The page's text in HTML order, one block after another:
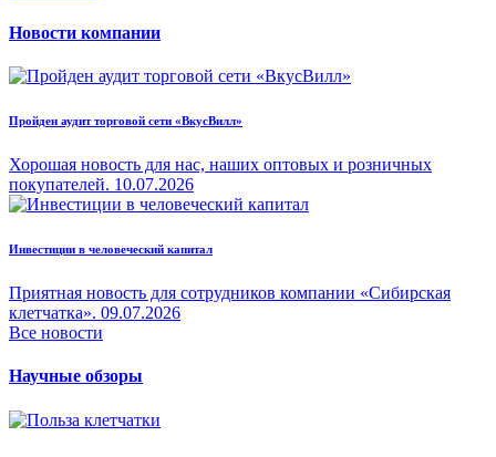
Новости компании
Пройден аудит торговой сети «ВкусВилл»
Хорошая новость для нас, наших оптовых и розничных
покупателей. 10.07.2026
Инвестиции в человеческий капитал
Приятная новость для сотрудников компании «Сибирская
клетчатка». 09.07.2026
Все новости
Научные обзоры